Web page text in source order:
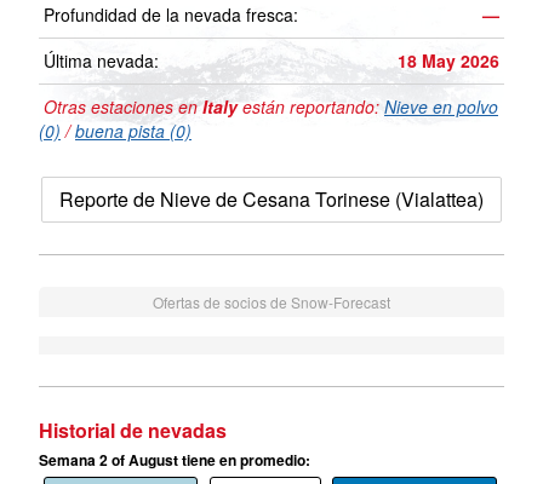
Profundidad de la nevada fresca:
—
Última nevada:
18 May 2026
Otras estaciones enItalyestán reportando: Nieve en polvo
(0) /buena pista (0)
Reporte de Nieve de Cesana Torinese (Vialattea)
Ofertas de socios de Snow-Forecast
Historial de nevadas
Semana 2 of August tiene en promedio: